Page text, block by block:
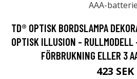
TD® OPTISK BORDSLAMPA
OPTISK ILLUSION -
FÖRBRUKNING ELLER 3
423 SEK